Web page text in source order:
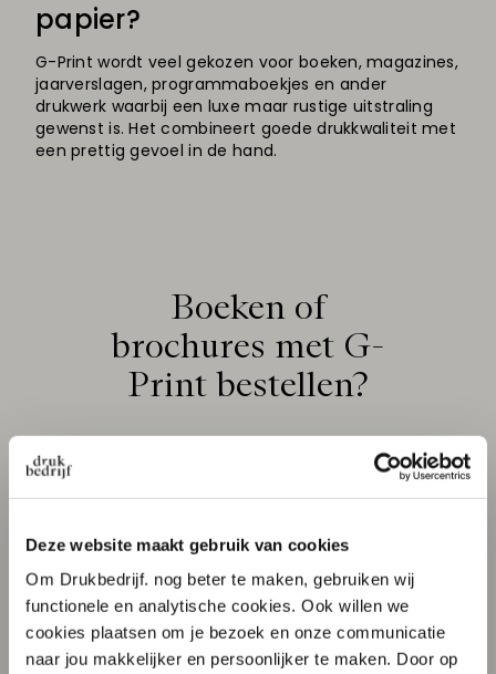
Deze website maakt gebruik van cookies
Om Drukbedrijf. nog beter te maken, gebruiken wij
functionele en analytische cookies. Ook willen we
cookies plaatsen om je bezoek en onze communicatie
naar jou makkelijker en persoonlijker te maken. Door op
papier?
G-Print wordt veel gekozen voor boeken, magazines,
jaarverslagen, programmaboekjes en ander
drukwerk waarbij een luxe maar rustige uitstraling
gewenst is. Het combineert goede drukkwaliteit met
een prettig gevoel in de hand.
Boeken of
brochures met G-
Print bestellen?